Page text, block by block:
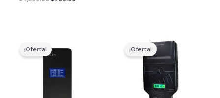
¡Oferta!original
$179.00.
actual
$99.99.
¡Oferta!